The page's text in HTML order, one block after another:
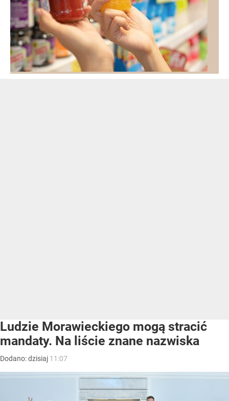
Ludzie Morawieckiego mogą stracić
mandaty. Na liście znane nazwiska
Dodano:dzisiaj 11:07